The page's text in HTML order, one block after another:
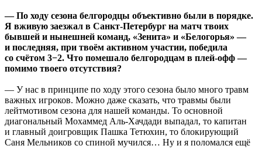
— По ходу сезона белгородцы объективно были в порядке.
Я вживую заезжал в Санкт-Петербург на матч твоих
бывшей и нынешней команд, «Зенита» и «Белогорья» —
и последняя, при твоём активном участии, победила
со счётом 3−2. Что помешало белгородцам в плей-офф —
помимо твоего отсутствия?
— У нас в принципе по ходу этого сезона было много травм
важных игроков. Можно даже сказать, что травмы были
лейтмотивом сезона для нашей команды. То основной
диагональный Мохаммед Аль-Хачдади выпадал, то капитан
и главный доигровщик Пашка Тетюхин, то блокирующий
Саня Мельников со спиной мучился… Ну и я поломался ещё